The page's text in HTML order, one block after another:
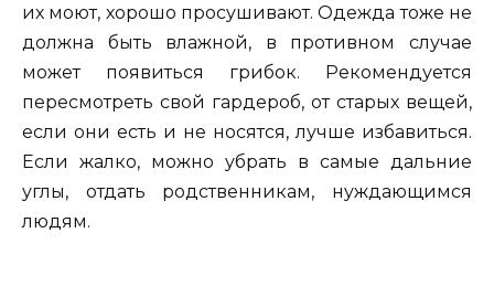
их моют, хорошо просушивают. Одежда тоже не
должна быть влажной, в противном случае
может появиться грибок. Рекомендуется
пересмотреть свой гардероб, от старых вещей,
если они есть и не носятся, лучше избавиться.
Если жалко, можно убрать в самые дальние
углы, отдать родственникам, нуждающимся
людям.